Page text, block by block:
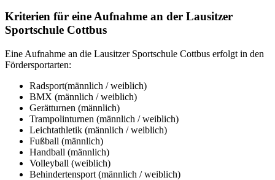
Kriterien für eine Aufnahme an der Lausitzer
Sportschule Cottbus
Eine Aufnahme an die Lausitzer Sportschule Cottbus erfolgt in den
Fördersportarten:
Radsport(männlich / weiblich)
BMX (männlich / weiblich)
Gerätturnen (männlich)
Trampolinturnen (männlich / weiblich)
Leichtathletik (männlich / weiblich)
Fußball (männlich)
Handball (männlich)
Volleyball (weiblich)
Behindertensport (männlich / weiblich)